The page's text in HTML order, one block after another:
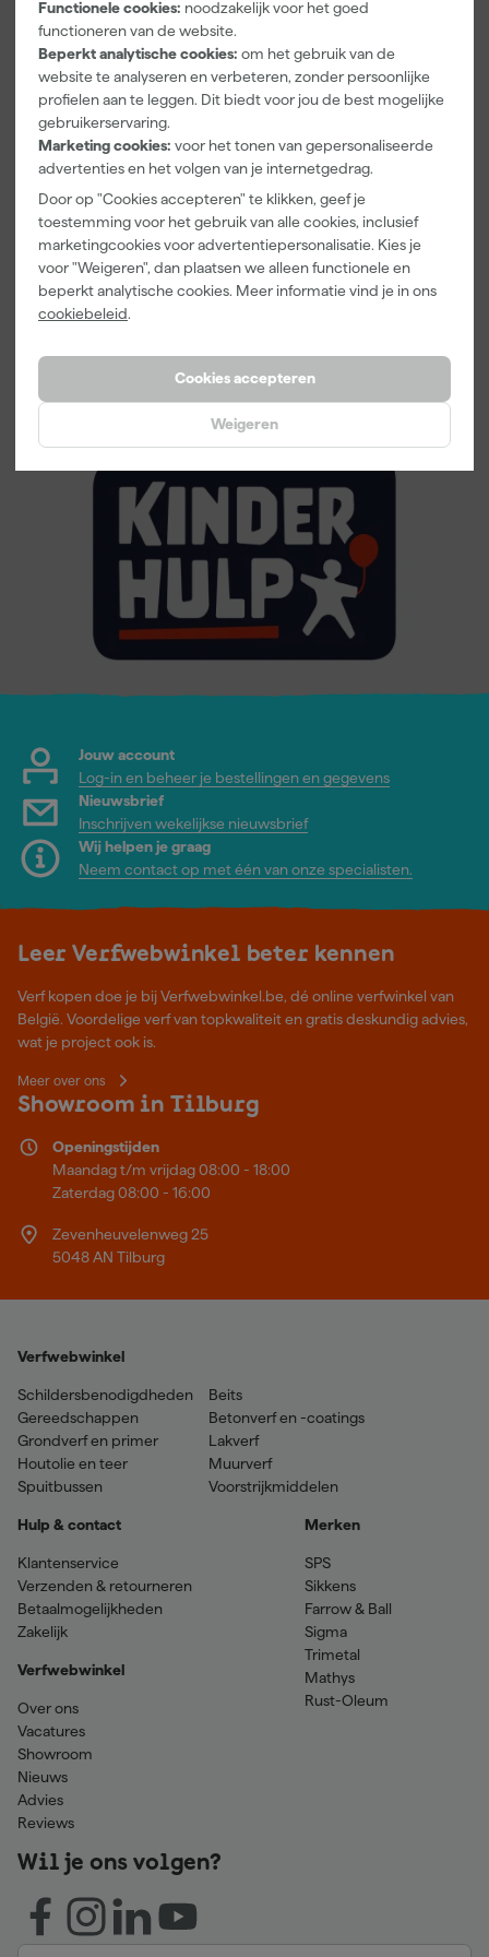
Functionele cookies: noodzakelijk voor het goed
functioneren van de website.
Beperkt analytische cookies: om het gebruik van de
website te analyseren en verbeteren, zonder persoonlijke
profielen aan te leggen. Dit biedt voor jou de best mogelijke
gebruikerservaring.
Marketing cookies: voor het tonen van gepersonaliseerde
advertenties en het volgen van je internetgedrag.
Door op "Cookies accepteren" te klikken, geef je
toestemming voor het gebruik van alle cookies, inclusief
marketingcookies voor advertentiepersonalisatie. Kies je
voor "Weigeren", dan plaatsen we alleen functionele en
beperkt analytische cookies. Meer informatie vind je in ons
cookiebeleid.
Cookies accepteren
Weigeren
Samen kleur geven aan de toekomst
Flexa en Kinderhulp hebben één doel: 1.000 kinderkamers
opknappen en de kinderen die er wonen een betere start
geven. Help jij mee? Bekijk ons assortiment gekleurde
muurverf en kies jouw favoriet. Zo werk je mee aan een actie
die écht een verschil maakt.
Bekijk onzeFlexa gekleurde muurverfen steun deze
geweldige actie. Heb je vragen of wil je inspiratie opdoen voor
jouw project? Neem dan een kijkje op onzeblogpaginaof
neem contact op met ons team. Samen maken we het
verschil!
Met jouw aankoop geef je kleur aan je eigen huis én aan de
toekomst van een kind. Laten we samen knallen voor een
Naar Flexa muurverf
Jouw account
Log-in en beheer je bestellingen en gegevens
Nieuwsbrief
Inschrijven wekelijkse nieuwsbrief
Wij helpen je graag
Neem contact op met één van onze specialisten.
Leer Verfwebwinkel beter kennen
Verf kopen doe je bij Verfwebwinkel.be, dé online verfwinkel van
België. Voordelige verf van topkwaliteit en gratis deskundig advies,
wat je project ook is.
Meer over ons
Showroom in Tilburg
Openingstijden
Maandag t/m vrijdag 08:00 - 18:00
Zaterdag 08:00 - 16:00
Zevenheuvelenweg 25
5048 AN Tilburg
Verfwebwinkel
Schildersbenodigdheden
Gereedschappen
Grondverf en primer
Houtolie en teer
Spuitbussen
Beits
Betonverf en -coatings
Lakverf
Muurverf
Voorstrijkmiddelen
Hulp & contact
Klantenservice
Verzenden & retourneren
Betaalmogelijkheden
Zakelijk
Verfwebwinkel
Over ons
Vacatures
Showroom
Nieuws
Advies
Reviews
Merken
SPS
Sikkens
Farrow & Ball
Sigma
Trimetal
Mathys
Rust-Oleum
Wil je ons volgen?